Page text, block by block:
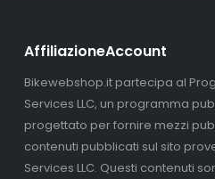
AffiliazioneAccount
Bikewebshop.it partecipa al
Services LLC, un programma
progettato per fornire mezzi
contenuti pubblicati sul sito
Services LLC. Questi contenuti